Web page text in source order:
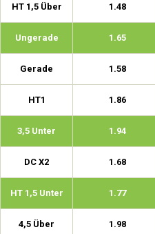
HT 1,5 Über 1.48
Ungerade 1.65
Gerade 1.58
HT1 1.86
3,5 Unter 1.94
DC X2 1.68
HT 1,5 Unter 1.77
4,5 Über 1.98